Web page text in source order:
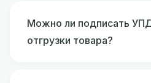
Можно ли подписать
отгрузки товара?